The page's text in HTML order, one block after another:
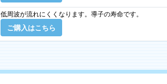
低周波が流れにくくなります。導子の寿命です。
ご購入はこちら